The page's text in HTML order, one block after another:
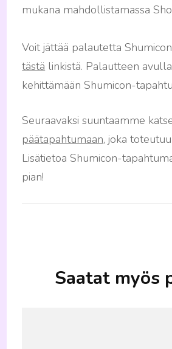
mukana mahdollistamassa
Voit jättää palautetta
tästä linkistä. Palautteen
kehittämään Shumicon-
Seuraavaksi suuntaamme
päätapahtumaan, joka
Lisätietoa Shumicon-
pian!
Saatat myös